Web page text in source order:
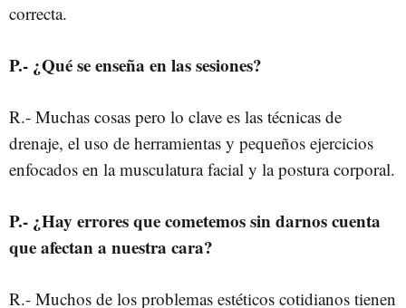
correcta.
P.- ¿Qué se enseña en las sesiones?
R.- Muchas cosas pero lo clave es las técnicas de
drenaje, el uso de herramientas y pequeños ejercicios
enfocados en la musculatura facial y la postura corporal.
P.- ¿Hay errores que cometemos sin darnos cuenta
que afectan a nuestra cara?
R.- Muchos de los problemas estéticos cotidianos tienen